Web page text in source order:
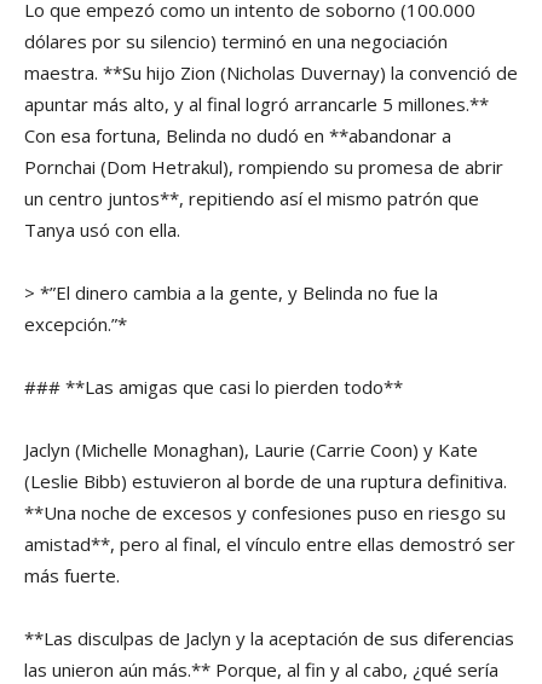
Lo que empezó como un intento de soborno (100.000
dólares por su silencio) terminó en una negociación
maestra. **Su hijo Zion (Nicholas Duvernay) la convenció de
apuntar más alto, y al final logró arrancarle 5 millones.**
Con esa fortuna, Belinda no dudó en **abandonar a
Pornchai (Dom Hetrakul), rompiendo su promesa de abrir
un centro juntos**, repitiendo así el mismo patrón que
Tanya usó con ella.
> *”El dinero cambia a la gente, y Belinda no fue la
excepción.”*
### **Las amigas que casi lo pierden todo**
Jaclyn (Michelle Monaghan), Laurie (Carrie Coon) y Kate
(Leslie Bibb) estuvieron al borde de una ruptura definitiva.
**Una noche de excesos y confesiones puso en riesgo su
amistad**, pero al final, el vínculo entre ellas demostró ser
más fuerte.
**Las disculpas de Jaclyn y la aceptación de sus diferencias
las unieron aún más.** Porque, al fin y al cabo, ¿qué sería